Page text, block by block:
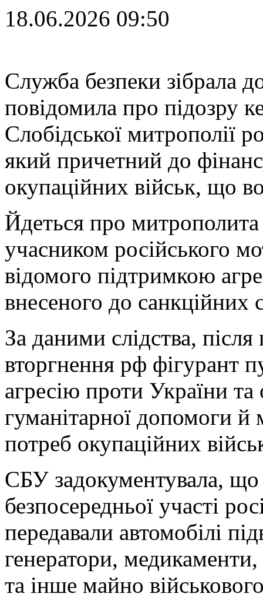
18.06.2026 09:50
Служба безпеки зібрала
повідомила про підозру
Слобідської митрополії
який причетний до
окупаційних військ, що
Йдеться про
учасником російського
відомого підтримкою
внесеного до санкційних
За даними слідства,
вторгнення рф фігурант
агресію проти України та
гуманітарної допомоги й
потреб окупаційних
СБУ задокументувала, що
безпосередньої участі
передавали автомобілі
генератори,
та інше майно